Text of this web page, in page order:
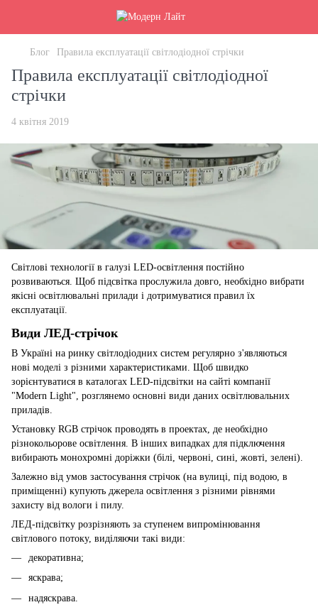
Блог Правила експлуатації світлодіодної стрічки
Правила експлуатації світлодіодної
стрічки
4 квітня 2019
Світлові технології в галузі LED-освітлення постійно
розвиваються. Щоб підсвітка прослужила довго, необхідно вибрати
якісні освітлювальні прилади і дотримуватися правил їх
експлуатації.
Види ЛЕД-стрічок
В Україні на ринку світлодіодних систем регулярно з'являються
нові моделі з різними характеристиками. Щоб швидко
зорієнтуватися в каталогах LED-підсвітки на сайті компанії
"Modern Light", розглянемо основні види даних освітлювальних
приладів.
Установку RGB стрічок проводять в проектах, де необхідно
різнокольорове освітлення. В інших випадках для підключення
вибирають монохромні доріжки (білі, червоні, сині, жовті, зелені).
Залежно від умов застосування стрічок (на вулиці, під водою, в
приміщенні) купують джерела освітлення з різними рівнями
захисту від вологи і пилу.
ЛЕД-підсвітку розрізняють за ступенем випромінювання
світлового потоку, виділяючи такі види:
декоративна;
яскрава;
надяскрава.